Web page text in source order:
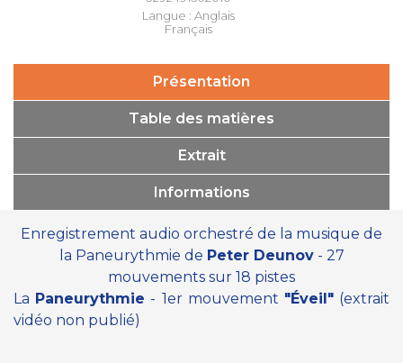
Langue : Anglais
Français
Présentation
Table des matières
Extrait
Informations
Enregistrement audio orchestré de la musique de
la Paneurythmie de Peter Deunov- 27
mouvements sur 18 pistes
La Paneurythmie - 1er mouvement "Éveil"(extrait
vidéo non publié)